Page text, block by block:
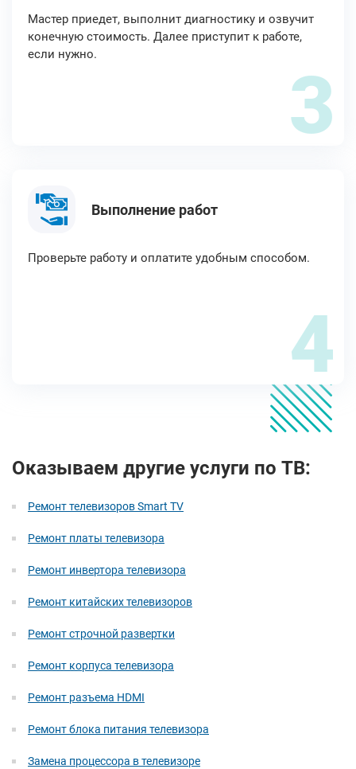
Мастер приедет, выполнит диагностику и озвучит
конечную стоимость. Далее приступит к работе,
если нужно.
3
Выполнение работ
Проверьте работу и оплатите удобным способом.
4
Оказываем другие услуги по ТВ:
Ремонт телевизоров Smart TV
Ремонт платы телевизора
Ремонт инвертора телевизора
Ремонт китайских телевизоров
Ремонт строчной развертки
Ремонт корпуса телевизора
Ремонт разъема HDMI
Ремонт блока питания телевизора
Замена процессора в телевизоре